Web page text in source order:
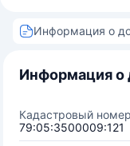
Информация о
Информация о
Кадастровый
79:05:3500009:121